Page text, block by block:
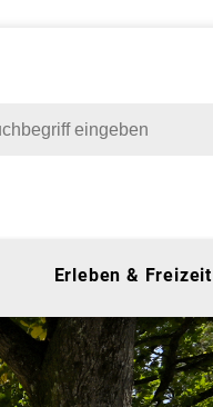
Erleben & Freizeit